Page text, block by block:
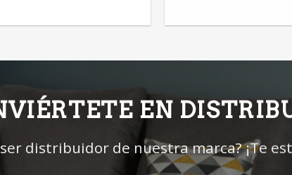
EN
distribuidor de nuestra marca? ¡Te